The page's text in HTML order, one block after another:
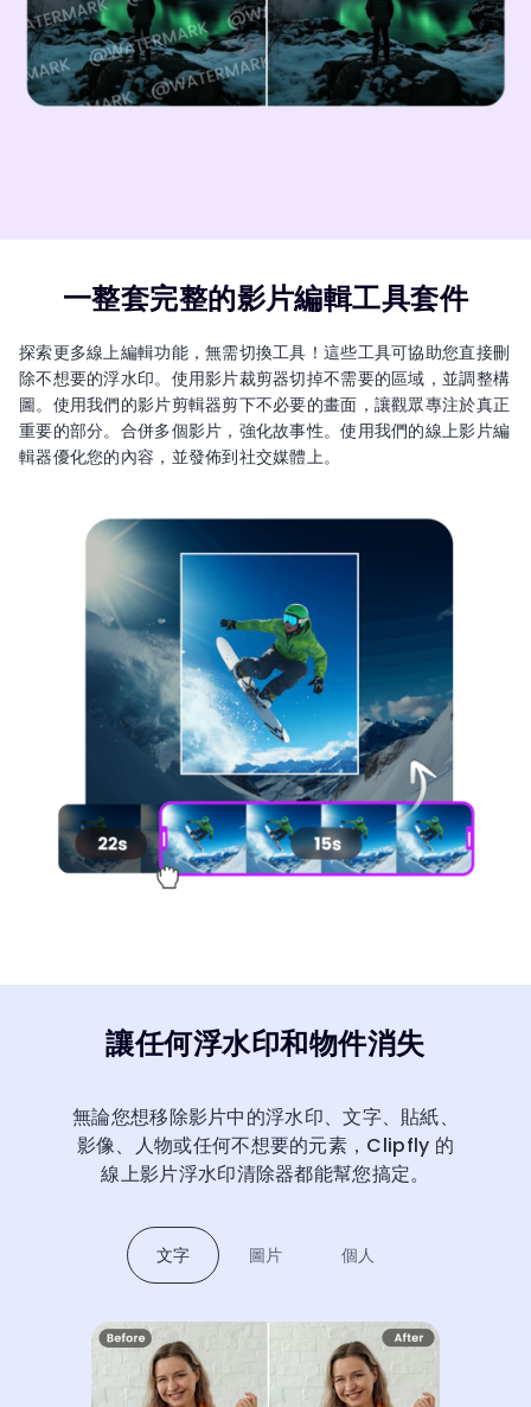
一整套完整的影片編輯工具套件
探索更多線上編輯功能，無需切換工具！這些工具可協助您直接刪
除不想要的浮水印。使用影片裁剪器切掉不需要的區域，並調整構
圖。使用我們的影片剪輯器剪下不必要的畫面，讓觀眾專注於真正
重要的部分。合併多個影片，強化故事性。使用我們的線上影片編
輯器優化您的內容，並發佈到社交媒體上。
讓任何浮水印和物件消失
無論您想移除影片中的浮水印、文字、貼紙、
影像、人物或任何不想要的元素，Clipfly 的
線上影片浮水印清除器都能幫您搞定。
文字 圖片 個人